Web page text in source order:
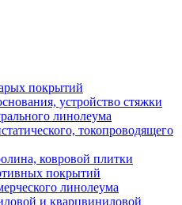
покрытий
устройство стяжки
линолеума
токопроводящего
ковровой плитки
покрытий
линолеума
и кварцвиниловой